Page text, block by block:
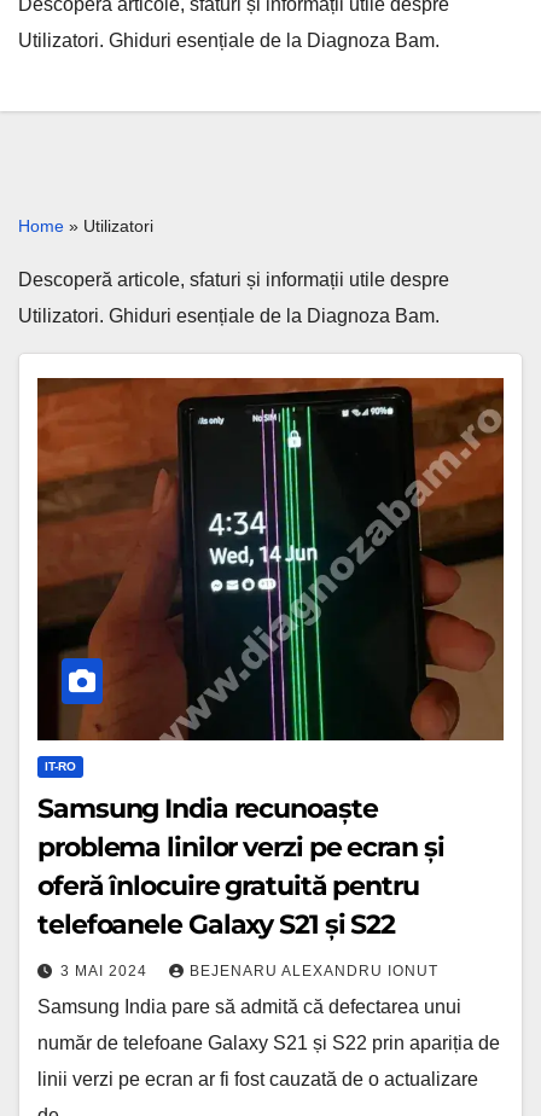
Descoperă articole, sfaturi și informații utile despre
Utilizatori. Ghiduri esențiale de la Diagnoza Bam.
Home » Utilizatori
Descoperă articole, sfaturi și informații utile despre
Utilizatori. Ghiduri esențiale de la Diagnoza Bam.
Samsung
India
recunoaște
problema
verzi
ecran
înlocuire
telefoanele
Galaxy
S21
și
S22
IT-RO
Samsung India recunoaște
problema linilor verzi pe ecran și
oferă înlocuire gratuită pentru
telefoanele Galaxy S21 și S22
3 MAI 2024 BEJENARU ALEXANDRU IONUT
Samsung India pare să admită că defectarea unui
număr de telefoane Galaxy S21 și S22 prin apariția de
linii verzi pe ecran ar fi fost cauzată de o actualizare